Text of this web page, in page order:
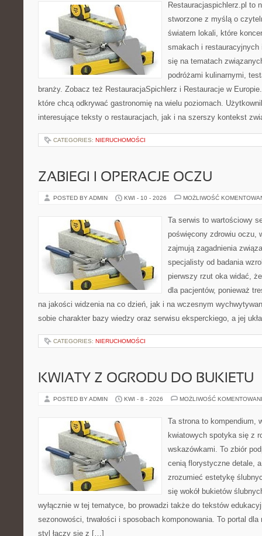
Restauracjaspichlerz.pl to
stworzone z myślą o
światem lokali, które
smakach i
się na tematach
podróżami kulinarnymi,
branży. Zobacz też RestauracjaSpichlerz i Restauracje w
które chcą odkrywać gastronomię na wielu poziomach.
interesujące teksty o restauracjach, jak i na szerszy kontekst
CATEGORIES: NIERUCHOMOŚCI
ZABIEGI I OPERACJE OCZU
POSTED BY ADMIN KWI - 10 - 2026 MOŻLIWOŚĆ
Ta serwis to wartościowy
poświęcony zdrowiu oczu,
zajmują zagadnienia
specjalisty od badania
pierwszy rzut oka widać,
dla pacjentów, ponieważ
na jakości widzenia na co dzień, jak i na wczesnym
sobie charakter bazy wiedzy oraz serwisu eksperckiego, a jej
CATEGORIES: NIERUCHOMOŚCI
KWIATY Z OGRODU DO BUKIETU
POSTED BY ADMIN KWI - 8 - 2026 MOŻLIWOŚĆ
Ta strona to kompendium,
kwiatowych spotyka się z
wskazówkami. To zbiór
cenią florystyczne detale,
zrozumieć estetykę
się wokół bukietów
wyłącznie w tej tematyce, bo prowadzi także do tekstów
sezonowości, trwałości i sposobach komponowania. To portal
styl łączy się z […]